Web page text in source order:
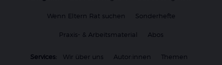
Wenn Eltern Rat suchen Sonderhefte
Praxis- & Arbeitsmaterial Abos
Services: Wir über uns Autor:innen Themen